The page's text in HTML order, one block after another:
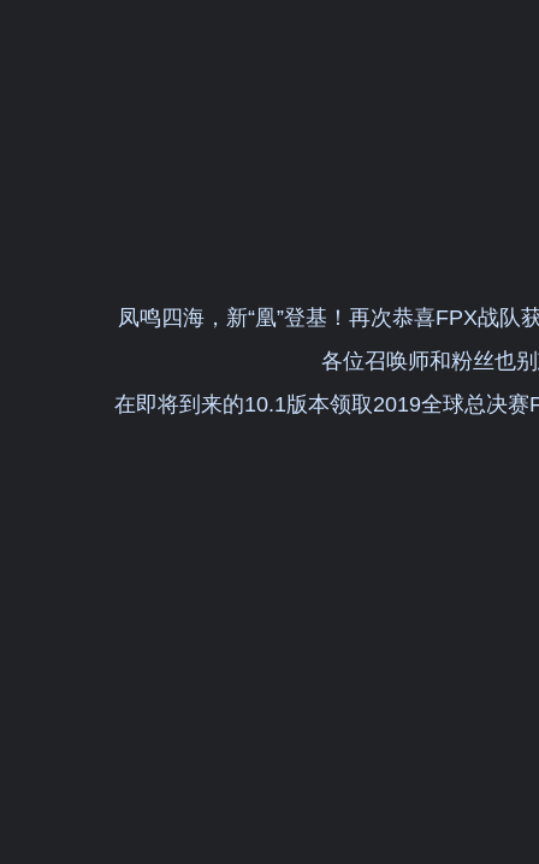
凤鸣四海，新“凰”登基！再次恭喜FPX战队
各位召唤师和粉丝也
在即将到来的10.1版本领取2019全球总决